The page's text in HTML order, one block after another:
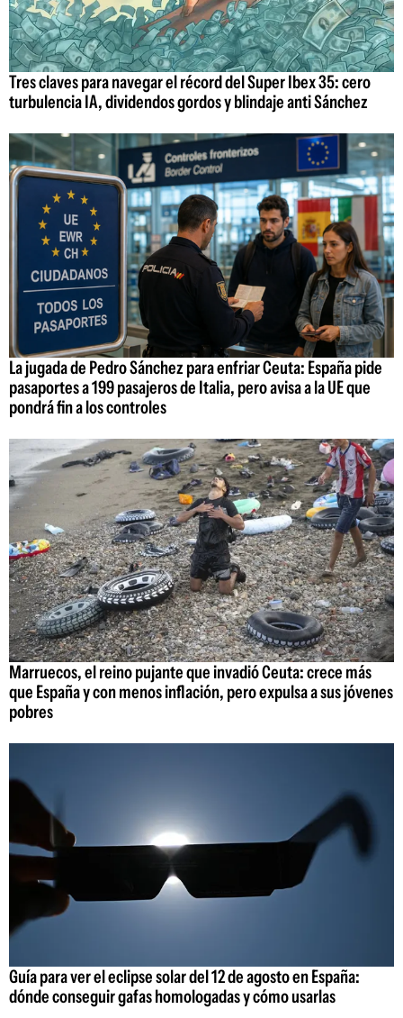
Tres claves para navegar el récord del Super Ibex 35: cero
turbulencia IA, dividendos gordos y blindaje anti Sánchez
La jugada de Pedro Sánchez para enfriar Ceuta: España pide
pasaportes a 199 pasajeros de Italia, pero avisa a la UE que
pondrá fin a los controles
Marruecos, el reino pujante que invadió Ceuta: crece más
que España y con menos inflación, pero expulsa a sus jóvenes
pobres
Guía para ver el eclipse solar del 12 de agosto en España:
dónde conseguir gafas homologadas y cómo usarlas